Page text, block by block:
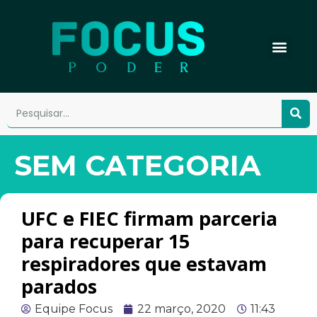
SEM CATEGORIA
UFC e FIEC firmam parceria
para recuperar 15
respiradores que estavam
parados
Equipe Focus 22 março, 2020 11:43